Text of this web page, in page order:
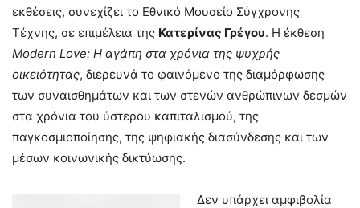
εκθέσεις, συνεχίζει το Εθνικό Μουσείο Σύγχρονης
Τέχνης, σε επιμέλεια της Κατερίνας Γρέγου. Η έκθεση
Modern Love: Η αγάπη στα χρόνια της ψυχρής
οικειότητας, διερευνά το φαινόμενο της διαμόρφωσης
των συναισθημάτων και των στενών ανθρώπινων δεσμών
στα χρόνια του ύστερου καπιταλισμού, της
παγκοσμιοποίησης, της ψηφιακής διασύνδεσης και των
μέσων κοινωνικής δικτύωσης.
Δεν υπάρχει αμφιβολία